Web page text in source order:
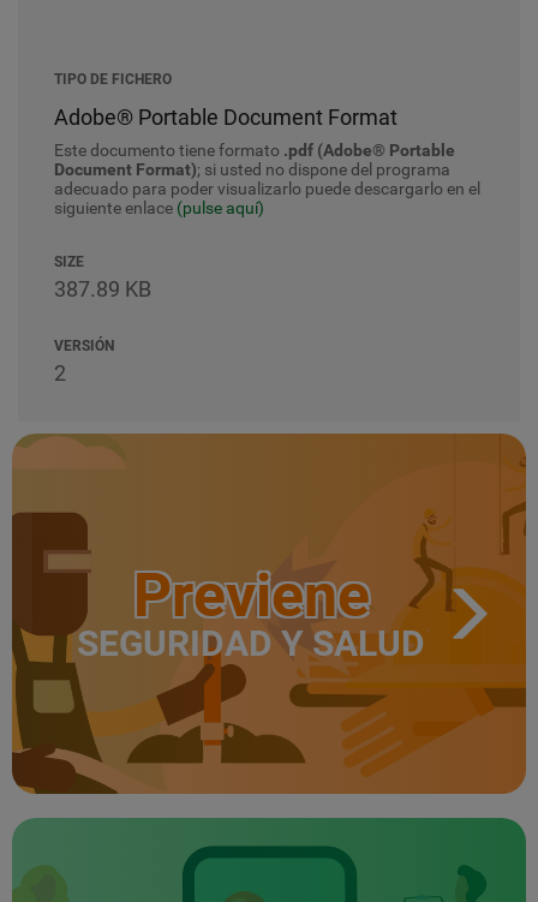
TIPO DE FICHERO
Adobe® Portable Document Format
Este documento tiene formato .pdf (Adobe® Portable
Document Format); si usted no dispone del programa
adecuado para poder visualizarlo puede descargarlo en el
siguiente enlace (pulse aquí)
SIZE
387.89 KB
VERSIÓN
2
Previene
SEGURIDAD Y SALUD